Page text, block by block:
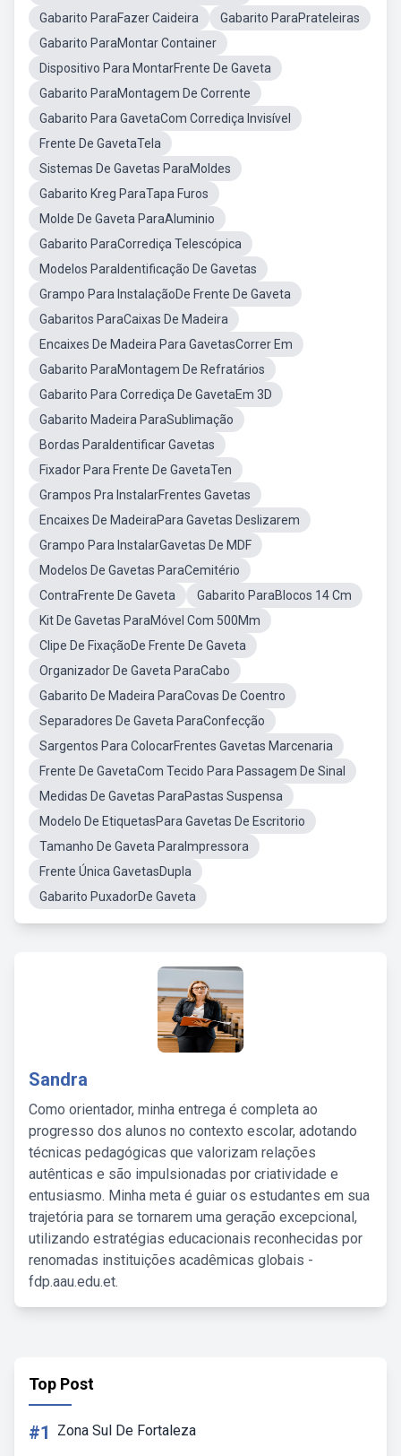
Gabarito ParaFazer Caideira
Gabarito ParaPrateleiras
Gabarito ParaMontar Container
Dispositivo Para MontarFrente De Gaveta
Gabarito ParaMontagem De Corrente
Gabarito Para GavetaCom Corrediça Invisível
Frente De GavetaTela
Sistemas De Gavetas ParaMoldes
Gabarito Kreg ParaTapa Furos
Molde De Gaveta ParaAluminio
Gabarito ParaCorrediça Telescópica
Modelos ParaIdentificação De Gavetas
Grampo Para InstalaçãoDe Frente De Gaveta
Gabaritos ParaCaixas De Madeira
Encaixes De Madeira Para GavetasCorrer Em
Gabarito ParaMontagem De Refratários
Gabarito Para Corrediça De GavetaEm 3D
Gabarito Madeira ParaSublimação
Bordas ParaIdentificar Gavetas
Fixador Para Frente De GavetaTen
Grampos Pra InstalarFrentes Gavetas
Encaixes De MadeiraPara Gavetas Deslizarem
Grampo Para InstalarGavetas De MDF
Modelos De Gavetas ParaCemitério
ContraFrente De Gaveta
Gabarito ParaBlocos 14 Cm
Kit De Gavetas ParaMóvel Com 500Mm
Clipe De FixaçãoDe Frente De Gaveta
Organizador De Gaveta ParaCabo
Gabarito De Madeira ParaCovas De Coentro
Separadores De Gaveta ParaConfecção
Sargentos Para ColocarFrentes Gavetas Marcenaria
Frente De GavetaCom Tecido Para Passagem De Sinal
Medidas De Gavetas ParaPastas Suspensa
Modelo De EtiquetasPara Gavetas De Escritorio
Tamanho De Gaveta ParaImpressora
Frente Única GavetasDupla
Gabarito PuxadorDe Gaveta
Sandra
Como orientador, minha entrega é completa ao
progresso dos alunos no contexto escolar, adotando
técnicas pedagógicas que valorizam relações
autênticas e são impulsionadas por criatividade e
entusiasmo. Minha meta é guiar os estudantes em sua
trajetória para se tornarem uma geração excepcional,
utilizando estratégias educacionais reconhecidas por
renomadas instituições acadêmicas globais -
fdp.aau.edu.et.
Top Post
#1 Zona Sul De Fortaleza